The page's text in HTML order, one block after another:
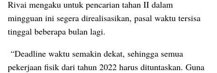
Rivai mengaku untuk pencarian tahan II dalam
mingguan ini segera direalisasikan, pasal waktu tersisa
tinggal beberapa bulan lagi.
“Deadline waktu semakin dekat, sehingga semua
pekerjaan fisik dari tahun 2022 harus dituntaskan. Guna